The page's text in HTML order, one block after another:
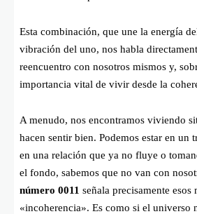
Esta combinación, que une la energía
vibración del uno, nos habla
reencuentro con nosotros mismos y,
importancia vital de vivir desde la
A menudo, nos encontramos viviendo
hacen sentir bien. Podemos estar en un
en una relación que ya no fluye o
el fondo, sabemos que no van con
número 0011 señala precisamente esos
«incoherencia». Es como si el universo